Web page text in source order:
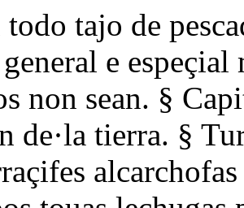
todo tajo de
e
non sean. §
de·la tierra. §